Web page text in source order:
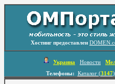
Хостинг предоставлен
Украина Новости
Телефоны:
Каталог (3147)